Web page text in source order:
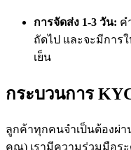
การจัดส่ง 1-3 วัน: ค
ถัดไป และจะมีการ
เย็น
กระบวนการ
ลูกค้าทุกคนจำเป็นต้องผ่
คุณ) เรามีความร่วมมือร